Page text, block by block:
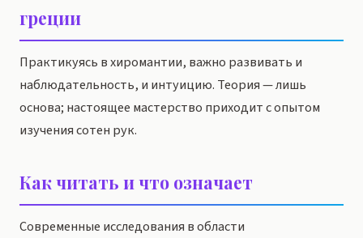
греции
Практикуясь в хиромантии, важно развивать и
наблюдательность, и интуицию. Теория — лишь
основа; настоящее мастерство приходит с опытом
изучения сотен рук.
Как читать и что означает
Современные исследования в области